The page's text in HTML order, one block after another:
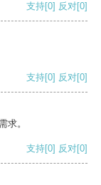
支持[0] 反对[0]
支持[0] 反对[0]
求。
支持[0] 反对[0]